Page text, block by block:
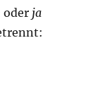
oder ja